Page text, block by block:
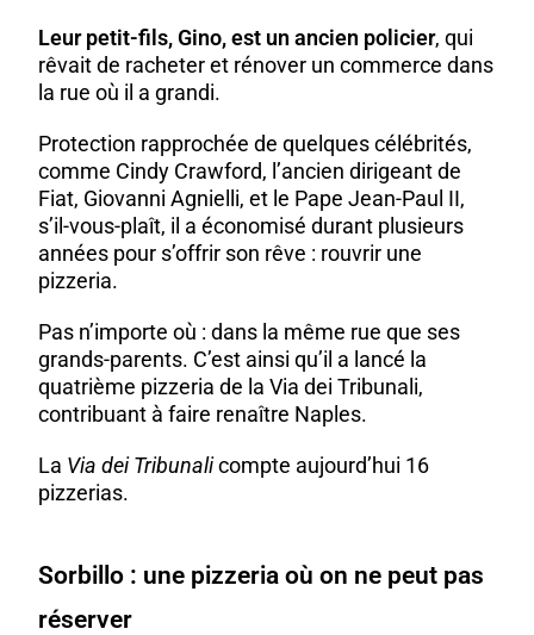
Leur petit-fils, Gino, est un ancien policier, qui
rêvait de racheter et rénover un commerce dans
la rue où il a grandi.
Protection rapprochée de quelques célébrités,
comme Cindy Crawford, l’ancien dirigeant de
Fiat, Giovanni Agnielli, et le Pape Jean-Paul II,
s’il-vous-plaît, il a économisé durant plusieurs
années pour s’offrir son rêve : rouvrir une
pizzeria.
Pas n’importe où : dans la même rue que ses
grands-parents. C’est ainsi qu’il a lancé la
quatrième pizzeria de la Via dei Tribunali,
contribuant à faire renaître Naples.
La Via dei Tribunalicompte aujourd’hui 16
pizzerias.
Sorbillo : une pizzeria où on ne peut pas
réserver